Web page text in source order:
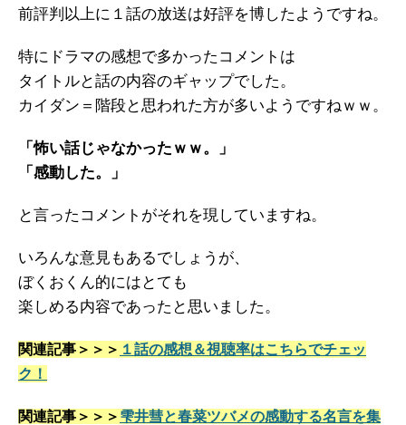
前評判以上に１話の放送は好評を博したようですね。
特にドラマの感想で多かったコメントは
タイトルと話の内容のギャップでした。
カイダン＝階段と思われた方が多いようですねｗｗ。
「怖い話じゃなかったｗｗ。」
「感動した。」
と言ったコメントがそれを現していますね。
いろんな意見もあるでしょうが、
ぼくおくん的にはとても
楽しめる内容であったと思いました。
関連記事＞＞＞ １話の感想＆視聴率はこちらでチェッ
ク！
関連記事＞＞＞ 雫井彗と春菜ツバメの感動する名言を集